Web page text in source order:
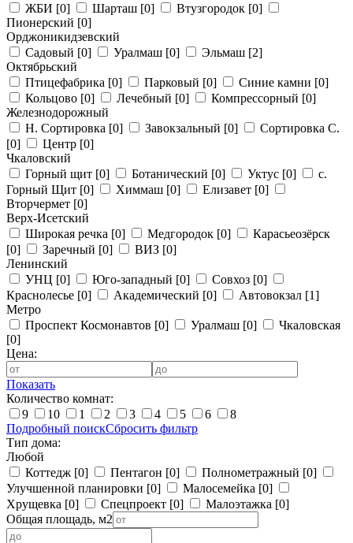
ЖБИ [0] Шарташ [0] Втузгородок [0]
Пионерский [0]
Орджоникидзевский
Садовый [0] Уралмаш [0] Эльмаш [2]
Октябрьский
Птицефабрика [0] Парковый [0] Синие камни [0]
Кольцово [0] Лечебный [0] Компрессорный [0]
Железнодорожный
Н. Сортировка [0] Завокзальный [0]
Сортировка С.
[0]
Центр [0]
Чкаловский
Горный щит [0] Ботанический [0] Уктус [0]
с.
Горный Щит [0] Химмаш [0] Елизавет [0]
Вторчермет [0]
Верх-Исетский
Широкая речка [0] Медгородок [0]
Карасьеозёрск
[0]
Заречный [0] ВИЗ [0]
Ленинский
УНЦ [0] Юго-западный [0] Совхоз [0]
Краснолесье [0] Академический [0] Автовокзал [1]
Метро
Проспект Космонавтов [0] Уралмаш [0]
Чкаловская
[0]
Цена:
Показать
Количество комнат:
9
10 1 2 3 4 5 6
8
Подробный поискСбросить фильтр
Тип дома:
Любой
Коттедж [0] Пентагон [0] Полнометражный [0]
Улучшенной планировки [0] Малосемейка [0]
Хрущевка [0] Спецпроект [0] Малоэтажка [0]
Общая площадь, м2